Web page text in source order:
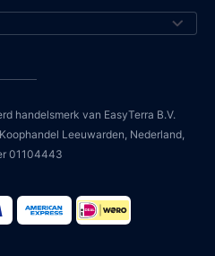
handelsmerk van EasyTerra B.V.
Leeuwarden, Nederland,
01104443